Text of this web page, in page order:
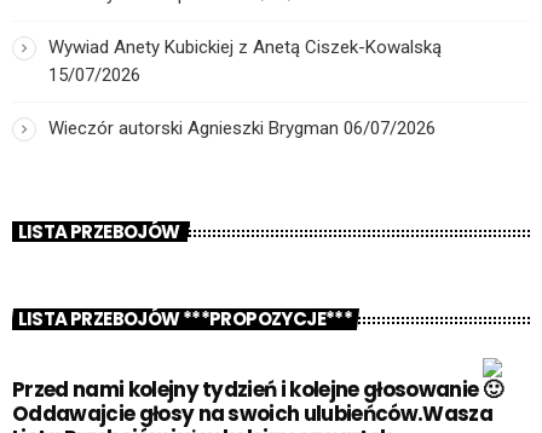
Wywiad Anety Kubickiej z Anetą Ciszek-Kowalską
15/07/2026
Wieczór autorski Agnieszki Brygman 06/07/2026
LISTA PRZEBOJÓW
LISTA PRZEBOJÓW ***PROPOZYCJE***
Przed nami kolejny tydzień i kolejne głosowanie
Oddawajcie głosy na swoich ulubieńców.Wasza